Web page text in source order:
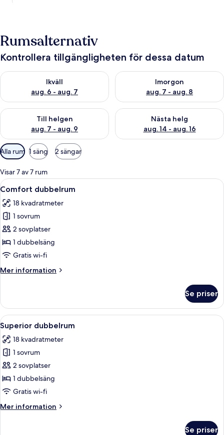
Rumsalternativ
Kontrollera tillgängligheten för dessa datum
Ikväll
aug. 6 - aug. 7
Kontrollera tillgängligheten för ikväll aug. 6 - aug. 7
Imorgon
aug. 7 - aug. 8
Kontrollera tillgängligheten
Till helgen
aug. 7 - aug. 9
Kontrollera tillgängligheten för den här helgen aug. 7 - aug. 9
Nästa helg
aug. 14 - aug. 16
Kontrollera tillgängligheten
Tillgängliga
filter
för
rum
Alla rum 1 säng 2 sängar
Visar 7 av 7 rum
Öppna
alla
foton
för
Comfort
dubbelrum
Ett modernt hotellrum med en säng,
12
Comfort dubbelrum
18 kvadratmeter
1 sovrum
2 sovplatser
1 dubbelsäng
Gratis wi-fi
Mer information
Mer
dubbelrum
Se priser
Öppna
alla
foton
för
Superior
dubbelrum
Ett modernt hotellrum med en stor
4
Superior dubbelrum
18 kvadratmeter
1 sovrum
2 sovplatser
1 dubbelsäng
Gratis wi-fi
Mer information
Mer
Se priser